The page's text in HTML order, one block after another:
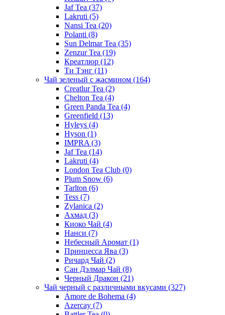
Jaf Tea (37)
Lakruti (5)
Nansi Tea (20)
Polanti (8)
Sun Delmar Tea (35)
Zenzur Tea (19)
Креатлюр (12)
Ти Тэнг (11)
Чай зеленый с жасмином (164)
Creatlur Tea (2)
Chelton Tea (4)
Green Panda Tea (4)
Greenfield (13)
Hyleys (4)
Hyson (1)
IMPRA (3)
Jaf Tea (14)
Lakruti (4)
London Tea Club (0)
Plum Snow (6)
Tarlton (6)
Tess (7)
Zylanica (2)
Ахмад (3)
Киоко Чай (4)
Нанси (7)
Небесный Аромат (1)
Принцесса Ява (3)
Ричард Чай (2)
Сан Дэлмар Чай (8)
Черный Дракон (21)
Чай черный с различными вкусами (327)
Amore de Bohema (4)
Azercay (7)